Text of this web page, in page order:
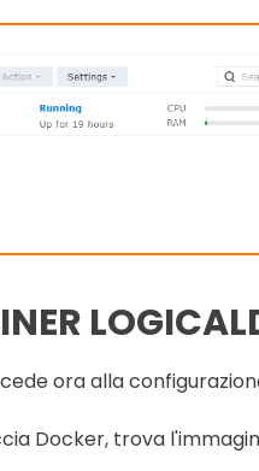
ora alla
Docker, trova